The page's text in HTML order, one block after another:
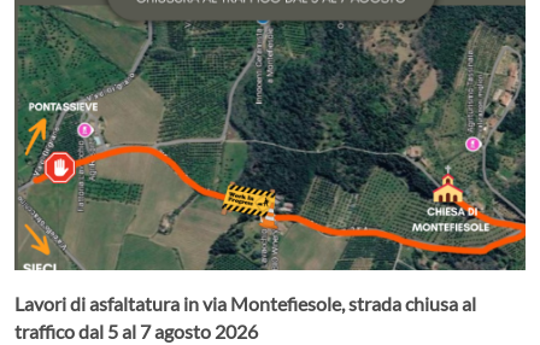
Lavori di asfaltatura in via Montefiesole, strada chiusa al
traffico dal 5 al 7 agosto 2026